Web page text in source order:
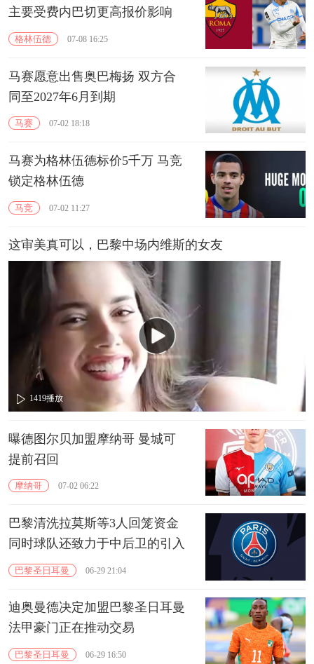
主要受费内巴切更高报价影响
格林伍德 07-08 16:25
马赛愿意出售奥巴梅扬 双方合
同至2027年6月到期
马赛 07-02 18:18
马赛为格林伍德标价5千万 马竞
锁定格林伍德
马竞 07-02 11:27
这审美真可以，巴黎中场内维斯的女友
1419播放
曝德图尔贝加盟摩纳哥 曼城可
提前召回
摩纳哥 07-02 06:22
巴黎清洗拉莫斯等3人回笼资金
同时球队还致力于中后卫的引入
巴黎圣日耳曼 06-29 21:04
迪奥曼德决定加盟巴黎圣日耳曼
法甲豪门正在推动交易
巴黎圣日耳曼 06-29 16:50